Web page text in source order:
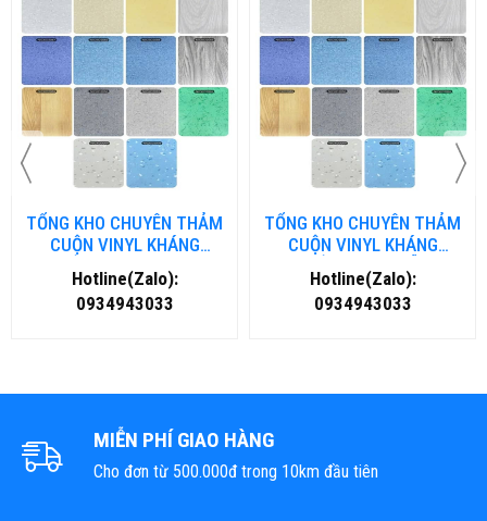
TỔNG KHO CHUYÊN THẢM
CUỘN VINYL KHÁNG
KHUẨN TẠI NHA TRANG
Hotline(Zalo):
0934943033
TỔNG KHO CHUYÊN THẢM
CUỘN VINYL KHÁNG
KHUẨN TẠI ĐÀ NẴNG
Hotline(Zalo):
0934943033
MIỄN PHÍ GIAO HÀNG
Cho đơn từ 500.000đ trong 10km đầu tiên